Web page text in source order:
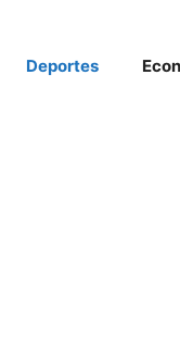
Deportes